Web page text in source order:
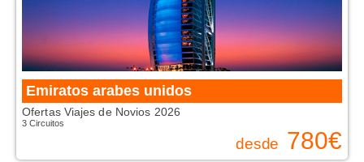
Emiratos arabes unidos
Ofertas Viajes de Novios 2026
3 Circuitos
desde 780€